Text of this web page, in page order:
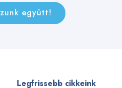
együtt!
Legfrissebb cikkeink